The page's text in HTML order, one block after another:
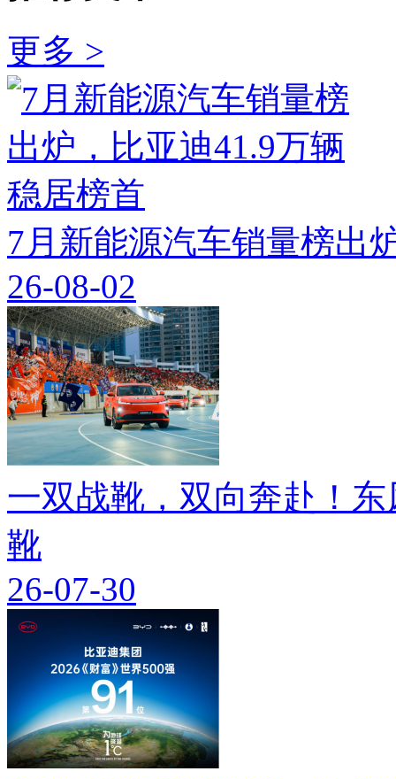
更多 >
7月新能源汽车销量榜出
26-08-02
一双战靴，双向奔赴！
靴
26-07-30